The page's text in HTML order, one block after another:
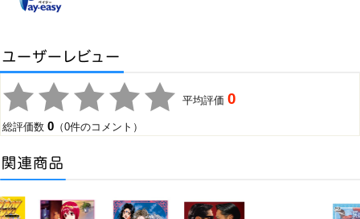
平均評価0
総評価数0 （0件のコメント）